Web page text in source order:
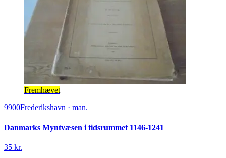
Fremhævet
9900Frederikshavn · man.
Danmarks Myntvæsen i tidsrummet 1146-1241
35 kr.